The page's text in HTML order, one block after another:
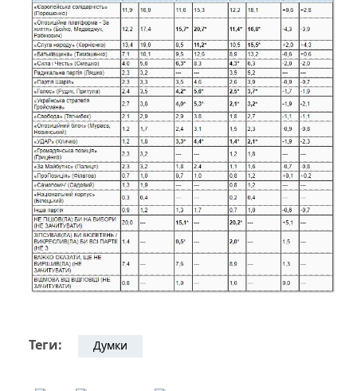
Теги: Думки